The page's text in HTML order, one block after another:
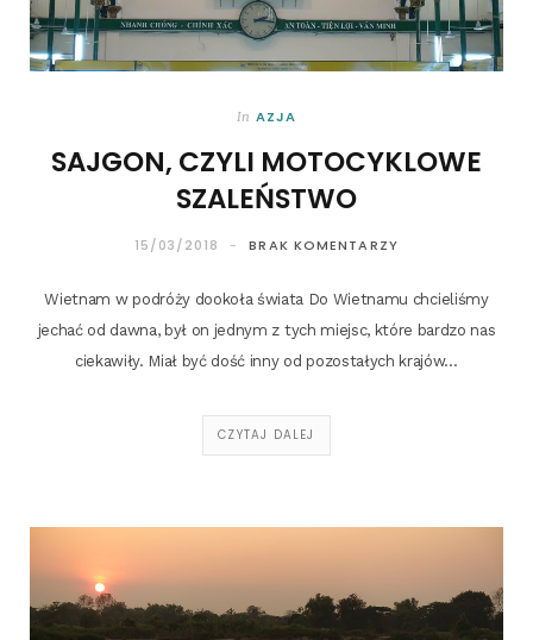
In AZJA
SAJGON, CZYLI MOTOCYKLOWE
SZALEŃSTWO
15/03/2018 BRAK KOMENTARZY
Wiet­nam w podró­ży dooko­ła świa­ta Do Wiet­na­mu chcie­li­śmy
jechać od daw­na, był on jed­nym z tych miejsc, któ­re bar­dzo nas
cie­ka­wi­ły. Miał być dość inny od pozo­sta­łych krajów…
CZYTAJ DALEJ